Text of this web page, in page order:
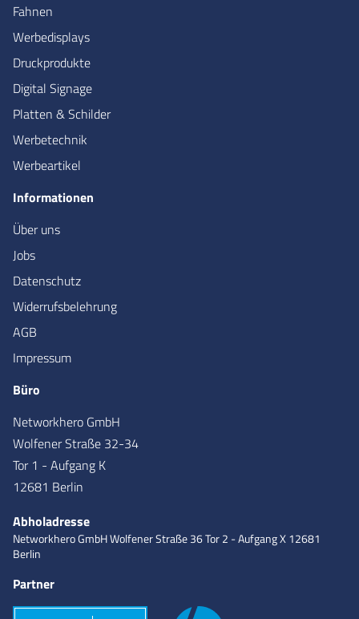
Fahnen
Werbedisplays
Druckprodukte
Digital Signage
Platten & Schilder
Werbetechnik
Werbeartikel
Informationen
Über uns
Jobs
Datenschutz
Widerrufsbelehrung
AGB
Impressum
Büro
Networkhero GmbH
Wolfener Straße 32-34
Tor 1 - Aufgang K
12681 Berlin
Abholadresse
Networkhero GmbHWolfener Straße 36Tor 2 - Aufgang X12681
Berlin
Partner